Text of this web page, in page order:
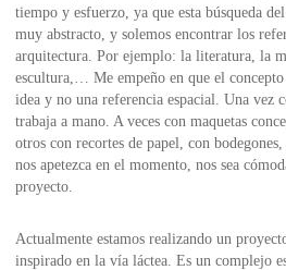
tiempo y esfuerzo, ya que esta búsqueda
muy abstracto, y solemos encontrar los
arquitectura. Por ejemplo: la literatura, la
escultura,… Me empeño en que el concepto
idea y no una referencia espacial. Una vez
trabaja a mano. A veces con maquetas
otros con recortes de papel, con
nos apetezca en el momento, nos sea
proyecto.
Actualmente estamos realizando un
inspirado en la vía láctea. Es un complejo